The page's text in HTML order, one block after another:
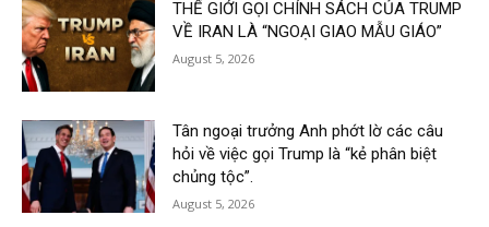
THẾ GIỚI GỌI CHÍNH SÁCH CỦA TRUMP
VỀ IRAN LÀ “NGOẠI GIAO MẪU GIÁO”
August 5, 2026
Tân ngoại trưởng Anh phớt lờ các câu
hỏi về việc gọi Trump là “kẻ phân biệt
chủng tộc”.
August 5, 2026